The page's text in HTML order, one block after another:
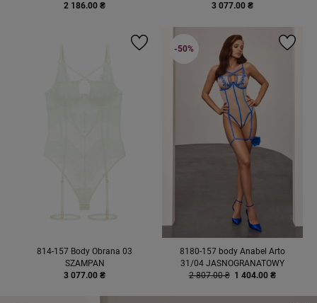
2 186.00 ₴
3 077.00 ₴
814-157 Body Obrana 03
SZAMPAN
3 077.00 ₴
8180-157 body Anabel Arto
31/04 JASNOGRANATOWY
2 807.00 ₴ 1 404.00 ₴
-50%